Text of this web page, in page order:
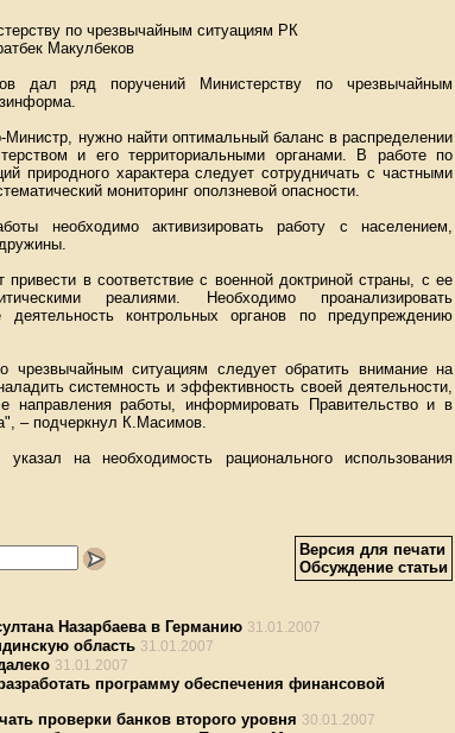
по чрезвычайным ситуациям РК
Макулбеков
дал ряд поручений Министерству по чрезвычайным
нужно найти оптимальный баланс в распределении
и его территориальными органами. В работе по
природного характера следует сотрудничать с частными
мониторинг оползневой опасности.
необходимо активизировать работу с населением,
в соответствие с военной доктриной страны, с ее
реалиями. Необходимо проанализировать
деятельность контрольных органов по предупреждению
чрезвычайным ситуациям следует обратить внимание на
системность и эффективность своей деятельности,
направления работы, информировать Правительство и в
– подчеркнул К.Масимов.
на необходимость рационального использования
Версия для печати
Обсуждение статьи
Назарбаева в Германию 31.01.2007
область 31.01.2007
31.01.2007
программу обеспечения финансовой
проверки банков второго уровня 30.01.2007